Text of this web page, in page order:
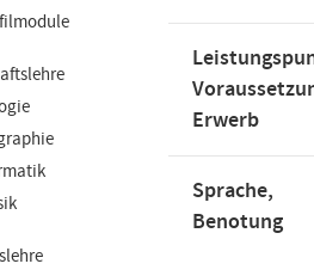
Erwerb
Sprache,
Benotung